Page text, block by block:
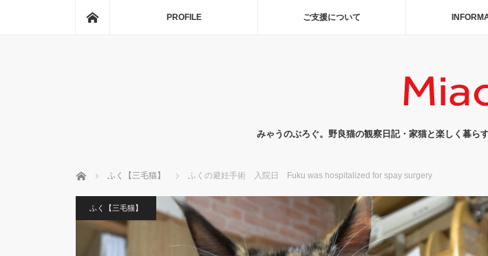
PROFILE ご支援について
みゃうのぶろぐ。野良猫の観察日記・家猫と楽しく暮ら
ホーム ふく【三毛猫】 ふくの避妊手術 入院日 Fuku was hospitalized for spay surgery
ふく【三毛猫】